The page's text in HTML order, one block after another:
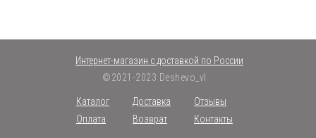
©2021-2023 Deshevo_vl
Каталог
Интернет-магазин с доставкой по России
Возврат
Отзывы
Оплата
Контакты
Доставка